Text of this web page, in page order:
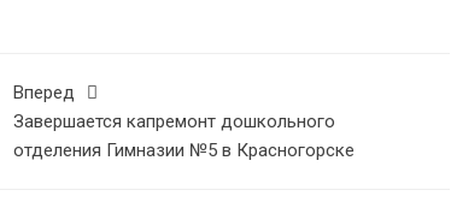
Вперед
Завершается капремонт дошкольного
отделения Гимназии №5 в Красногорске